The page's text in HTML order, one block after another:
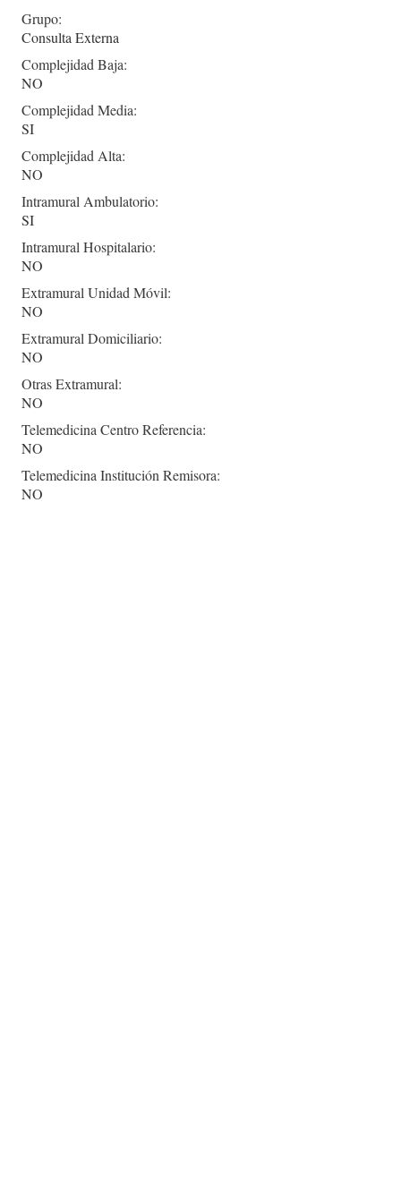
Grupo:
Consulta Externa
Complejidad Baja:
NO
Complejidad Media:
SI
Complejidad Alta:
NO
Intramural Ambulatorio:
SI
Intramural Hospitalario:
NO
Extramural Unidad Móvil:
NO
Extramural Domiciliario:
NO
Otras Extramural:
NO
Telemedicina Centro Referencia:
NO
Telemedicina Institución Remisora:
NO